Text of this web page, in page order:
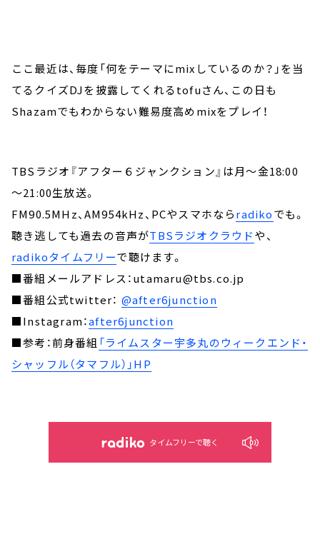
ここ最近は、毎度「何をテーマにmixしているのか？」を当
てるクイズDJを披露してくれるtofuさん、この日も
Shazamでもわからない難易度高めmixをプレイ！
TBSラジオ『アフター６ジャンクション』は月～金18:00
～21:00生放送。
FM90.5MHz、AM954kHz、PCやスマホならradikoでも。
聴き逃しても過去の音声がTBSラジオクラウドや、
radikoタイムフリーで聴けます。
■番組メールアドレス：utamaru@tbs.co.jp
■番組公式twitter： @after6junction
■Instagram：after6junction
■参考：前身番組 「ライムスター宇多丸のウィークエンド・
シャッフル（タマフル）」HP
タイムフリーで聴く